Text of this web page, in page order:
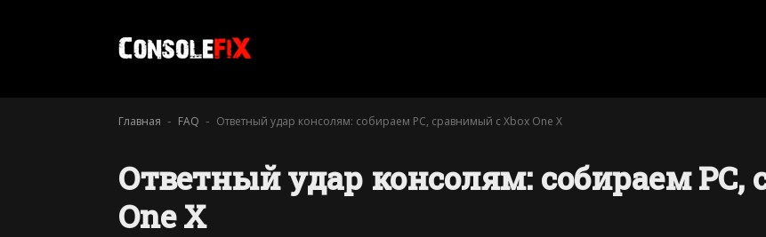
Главная - FAQ - Ответный удар консолям: собираем PC, сравнимый с Xbox One X
Ответный удар консолям: собираем
One X